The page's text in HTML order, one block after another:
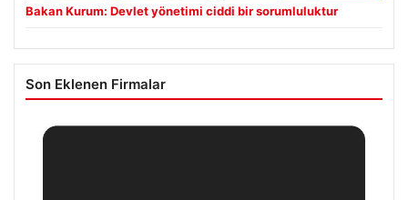
Bakan Kurum: Devlet yönetimi ciddi bir sorumluluktur
Son Eklenen Firmalar